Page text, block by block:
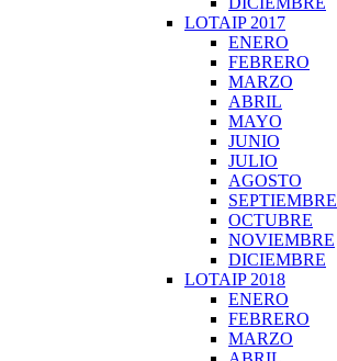
LOTAIP 2017
ENERO
FEBRERO
MARZO
ABRIL
MAYO
JUNIO
JULIO
AGOSTO
SEPTIEMBRE
OCTUBRE
NOVIEMBRE
DICIEMBRE
LOTAIP 2018
ENERO
FEBRERO
MARZO